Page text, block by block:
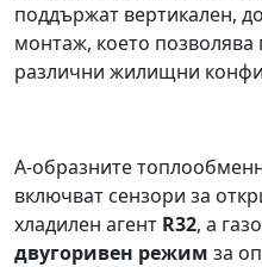
поддържат вертикален,
монтаж, което
различни жилищни
A-образните
включват сензори за
хладилен агент R32, а
двугоривен режим за